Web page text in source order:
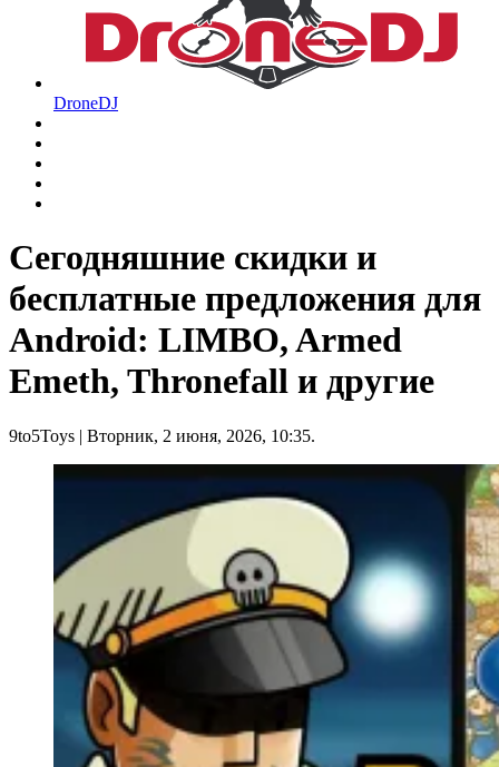
DroneDJ
Сегодняшние скидки и
бесплатные предложения для
Android: LIMBO, Armed
Emeth, Thronefall и другие
9to5Toys | Вторник, 2 июня, 2026, 10:35.